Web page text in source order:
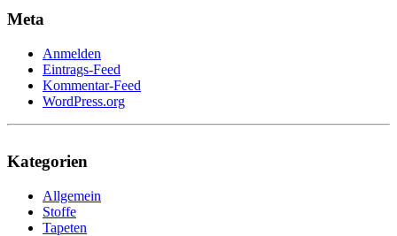
Meta
Anmelden
Eintrags-Feed
Kommentar-Feed
WordPress.org
Kategorien
Allgemein
Stoffe
Tapeten